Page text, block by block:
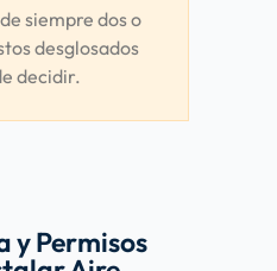
siempre dos o
desglosados
decidir.
y Permisos